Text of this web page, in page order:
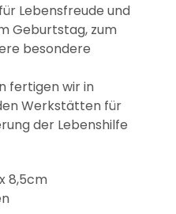
Lebensfreude und
Geburtstag, zum
besondere
fertigen wir in
Werkstätten für
der Lebenshilfe
8,5cm